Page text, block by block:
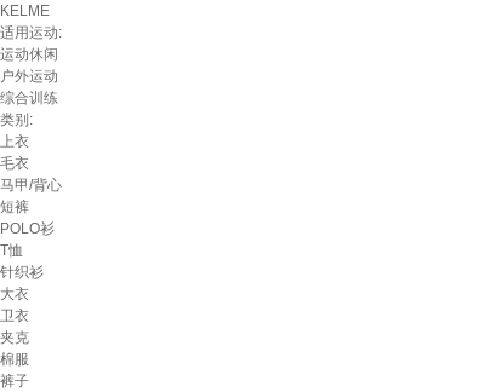
KELME
适用运动:
运动休闲
户外运动
综合训练
类别:
上衣
毛衣
马甲/背心
短裤
POLO衫
T恤
针织衫
大衣
卫衣
夹克
棉服
裤子